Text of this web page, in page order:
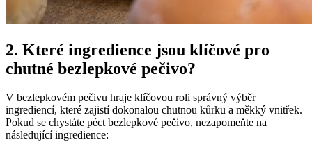
2. Které ⁢ingredience jsou ‍klíčové pro
chutné bezlepkové pečivo?
V bezlepkovém pečivu hraje klíčovou‍ roli správný ‌výběr
ingrediencí,‌ které zajistí ⁢dokonalou chutnou kůrku a ⁣měkký vnitřek.
Pokud se chystáte péct bezlepkové pečivo, ‍nezapomeňte na
následující ingredience: